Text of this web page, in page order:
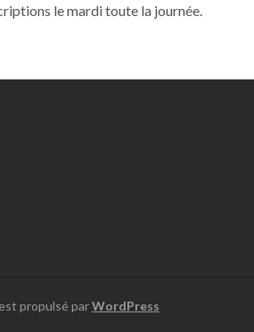
le mardi toute la journée.
propulsé parWordPress